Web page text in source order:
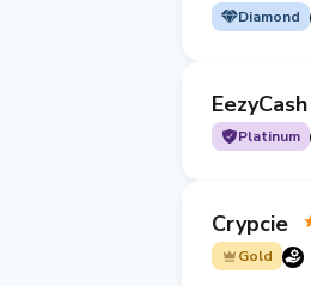
Diamond
EezyCash
Platinum
Crypcie
Gold